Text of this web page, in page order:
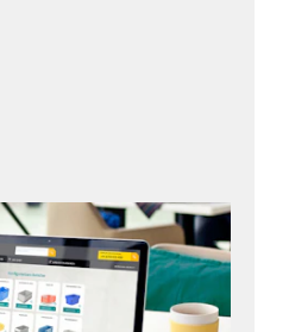
konfigurieren